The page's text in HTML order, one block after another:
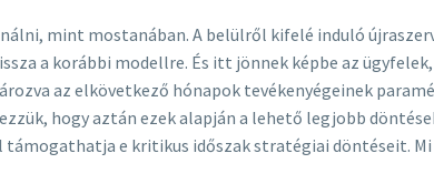
mint mostanában. A belülről kifelé induló
a korábbi modellre. És itt jönnek képbe az
az elkövetkező hónapok tevékenyégeinek
hogy aztán ezek alapján a lehető legjobb
e kritikus időszak stratégiai döntéseit.